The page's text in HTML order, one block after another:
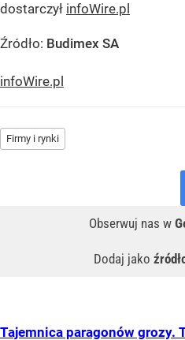
dostarczył infoWire.pl
Źródło: Budimex SA
infoWire.pl
Firmy i rynki
Obserwuj nas w
Dodaj jako
Tajemnica paragonów grozy.